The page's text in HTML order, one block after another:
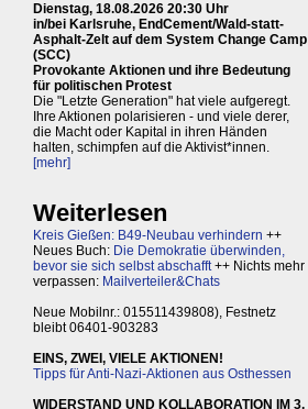
Dienstag, 18.08.2026 20:30 Uhr
in/bei Karlsruhe, EndCement/Wald-statt-
Asphalt-Zelt auf dem System Change Camp
(SCC)
Provokante Aktionen und ihre Bedeutung
für politischen Protest
Die "Letzte Generation" hat viele aufgeregt.
Ihre Aktionen polarisieren - und viele derer,
die Macht oder Kapital in ihren Händen
halten, schimpfen auf die Aktivist*innen.
[mehr]
Weiterlesen
Kreis Gießen: B49-Neubau verhindern ++
Neues Buch: Die Demokratie überwinden,
bevor sie sich selbst abschafft++ Nichts mehr
verpassen: Mailverteiler&Chats
Neue Mobilnr.: 015511439808), Festnetz
bleibt 06401-903283
EINS, ZWEI, VIELE AKTIONEN!
Tipps für Anti-Nazi-Aktionen aus Osthessen
WIDERSTAND UND KOLLABORATION IM 3.